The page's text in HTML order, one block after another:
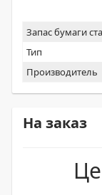
Запас бумаги
Тип
Производитель
На заказ